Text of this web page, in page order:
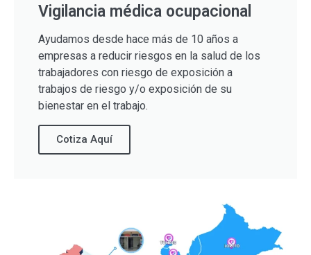
Vigilancia médica ocupacional
Ayudamos desde hace más de 10 años a
empresas a reducir riesgos en la salud de los
trabajadores con riesgo de exposición a
trabajos de riesgo y/o exposición de su
bienestar en el trabajo.
Cotiza Aquí